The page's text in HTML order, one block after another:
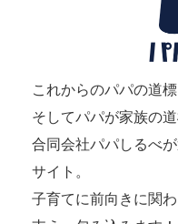
これからのパパの道
そしてパパが家族の
合同会社パパしるべ
サイト。
子育てに前向きに関